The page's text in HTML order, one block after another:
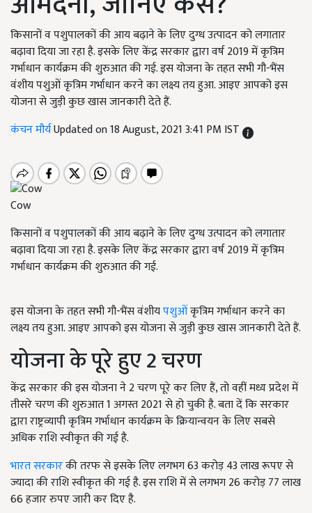
किसानों व पशुपालकों की आय बढ़ाने के लिए दुग्ध उत्पादन को लगातार
बढ़ावा दिया जा रहा है. इसके लिए केंद्र सरकार द्वारा वर्ष 2019 में कृत्रिम
गर्भाधान कार्यक्रम की शुरुआत की गई. इस योजना के तहत सभी गौ-भैंस
वंशीय पशुओं कृत्रिम गर्भाधान करने का लक्ष्य तय हुआ. आइए आपको इस
योजना से जुड़ी कुछ खास जानकारी देते हैं.
कंचन मौर्यUpdated on 18 August, 2021 3:41 PM IST
Cow
किसानों व पशुपालकों की आय बढ़ाने के लिए दुग्ध उत्पादन को लगातार
बढ़ावा दिया जा रहा है. इसके लिए केंद्र सरकार द्वारा वर्ष 2019 में कृत्रिम
गर्भाधान कार्यक्रम की शुरुआत की गई.
इस योजना के तहत सभी गौ-भैंस वंशीयपशुओंकृत्रिम गर्भाधान करने का
लक्ष्य तय हुआ. आइए आपको इस योजना से जुड़ी कुछ खास जानकारी देते हैं.
योजना के पूरे हुए 2 चरण
केंद्र सरकार की इस योजना ने 2 चरण पूरे कर लिए हैं, तो वहीं मध्य प्रदेश में
तीसरे चरण की शुरुआत 1 अगस्त 2021 से हो चुकी है. बता दें कि सरकार
द्वारा राष्ट्रव्यापी कृत्रिम गर्भाधान कार्यक्रम के क्रियान्वयन के लिए सबसे
अधिक राशि स्वीकृत की गई है.
भारत सरकारकी तरफ से इसके लिए लगभग 63 करोड़ 43 लाख रूपए से
ज्यादा की राशि स्वीकृत की गई है. इस राशि में से लगभग 26 करोड़ 77 लाख
66 हजार रुपए जारी कर दिए है.